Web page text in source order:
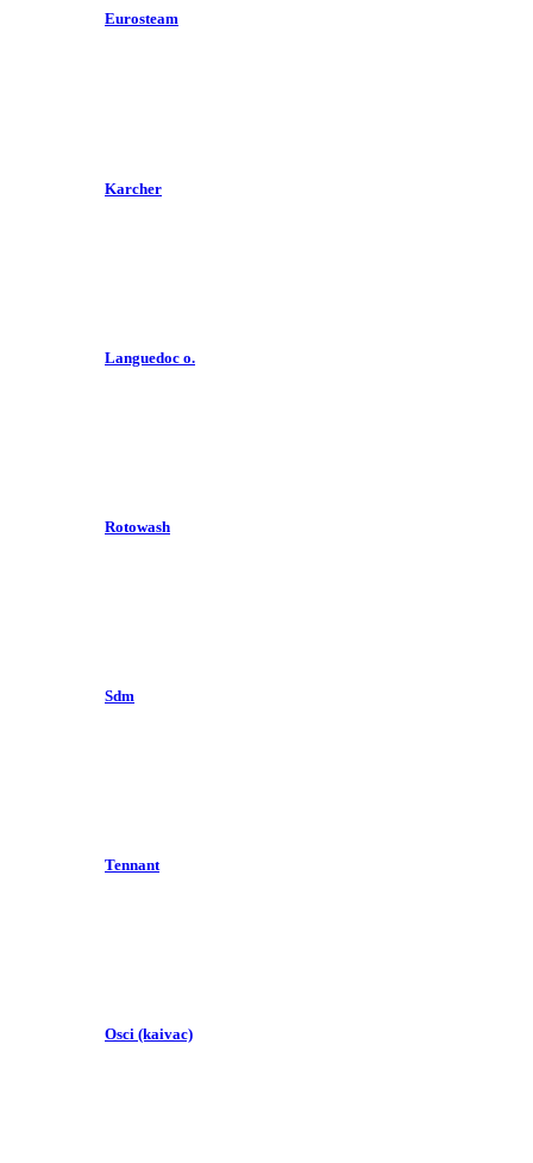
Eurosteam
Karcher
Languedoc o.
Rotowash
Sdm
Tennant
Osci (kaivac)